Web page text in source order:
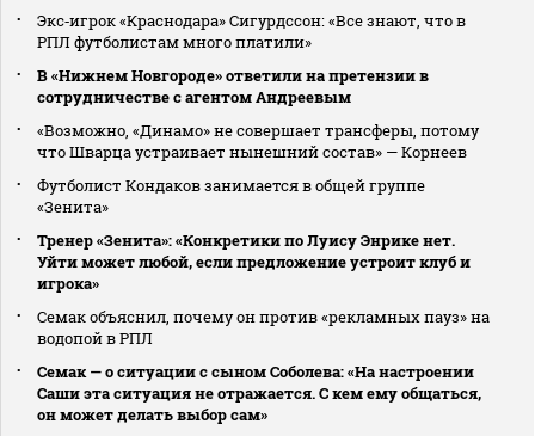
Экс‑игрок «Краснодара» Сигурдссон: «Все знают, что в
РПЛ футболистам много платили»
В «Нижнем Новгороде» ответили на претензии в
сотрудничестве с агентом Андреевым
«Возможно, «Динамо» не совершает трансферы, потому
что Шварца устраивает нынешний состав» — Корнеев
Футболист Кондаков занимается в общей группе
«Зенита»
Тренер «Зенита»: «Конкретики по Луису Энрике нет.
Уйти может любой, если предложение устроит клуб и
игрока»
Семак объяснил, почему он против «рекламных пауз» на
водопой в РПЛ
Семак — о ситуации с сыном Соболева: «На настроении
Саши эта ситуация не отражается. С кем ему общаться,
он может делать выбор сам»